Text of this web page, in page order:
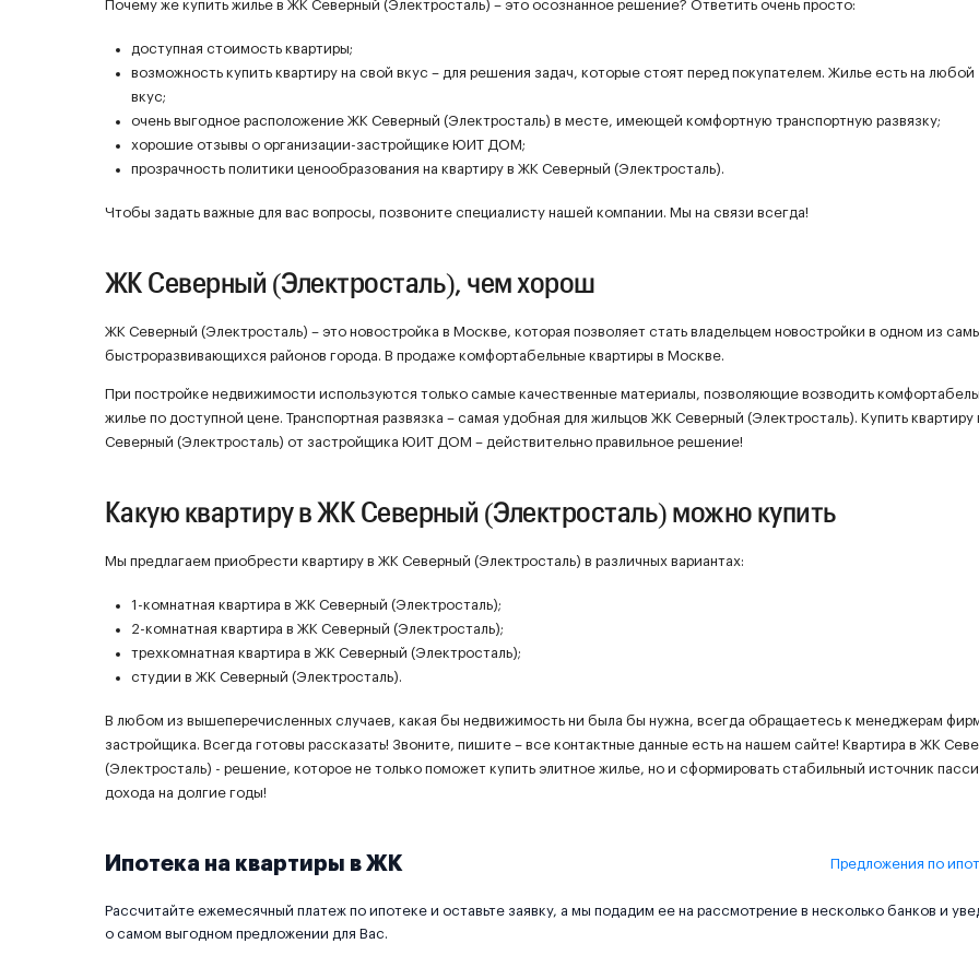
Почему же купить жилье в ЖК Северный (Электросталь) – это осознанное решение? Ответить очень просто:
доступная стоимость квартиры;
возможность купить квартиру на свой вкус – для решения задач, которые стоят перед покупателем. Жилье есть на любой
вкус;
очень выгодное расположение ЖК Северный (Электросталь) в месте, имеющей комфортную транспортную развязку;
хорошие отзывы о организации-застройщике ЮИТ ДОМ;
прозрачность политики ценообразования на квартиру в ЖК Северный (Электросталь).
Чтобы задать важные для вас вопросы, позвоните специалисту нашей компании. Мы на связи всегда!
ЖК Северный (Электросталь), чем хорош
ЖК Северный (Электросталь) – это новостройка в Москве, которая позволяет стать владельцем новостройки в одном из
быстроразвивающихся районов города. В продаже комфортабельные квартиры в Москве.
При постройке недвижимости используются только самые качественные материалы, позволяющие возводить
жилье по доступной цене. Транспортная развязка – самая удобная для жильцов ЖК Северный (Электросталь). Купить квартиру
Северный (Электросталь) от застройщика ЮИТ ДОМ – действительно правильное решение!
Какую квартиру в ЖК Северный (Электросталь) можно купить
Мы предлагаем приобрести квартиру в ЖК Северный (Электросталь) в различных вариантах:
1-комнатная квартира в ЖК Северный (Электросталь);
2-комнатная квартира в ЖК Северный (Электросталь);
трехкомнатная квартира в ЖК Северный (Электросталь);
студии в ЖК Северный (Электросталь).
В любом из вышеперечисленных случаев, какая бы недвижимость ни была бы нужна, всегда обращаетесь к менеджерам
застройщика. Всегда готовы рассказать! Звоните, пишите – все контактные данные есть на нашем сайте! Квартира в ЖК
(Электросталь) - решение, которое не только поможет купить элитное жилье, но и сформировать стабильный источник
дохода на долгие годы!
Ипотека на квартиры в ЖК Предложения по
Рассчитайте ежемесячный платеж по ипотеке и оставьте заявку, а мы подадим ее на рассмотрение в несколько банков и
о самом выгодном предложении для Вас.